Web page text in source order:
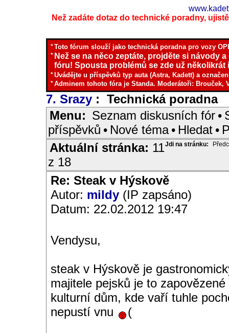
Než zadáte dotaz do technické poradny,
*Toto fórum slouží jako technická poradna pro vozy
* Než se na něco zeptáte, projděte si návody
fóru! Spousta problémů se zde už několikrát
*Uvádějte u příspěvků typ auta (Astra, Kadett) a
*Adminem tohoto fóra je Standa. Moderátoři: Brouček,
7. Srazy : Technická poradna
Menu: Seznam diskusních fór •
příspěvků • Nové téma • Hledat •
Jdi na stránku:
Aktuální stránka: 11
z 18
Re: Steak v Hýskově
Autor: mildy (IP zapsáno)
Datum: 22.02.2012 19:47
Vendysu,
steak v Hýskově je
majitele pejsků je to
kulturní dům, kde vaří tuhle
nepustí vnu
(